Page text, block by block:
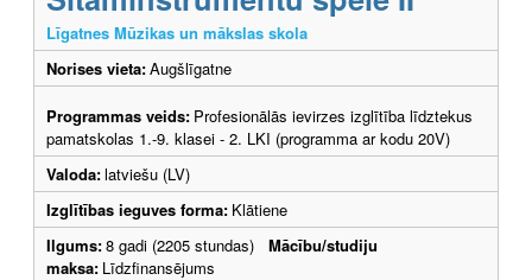
Līgatnes Mūzikas un mākslas skola
Norises vieta:Augšlīgatne
Programmas veids: Profesionālās ievirzes izglītība līdztekus
pamatskolas 1.-9. klasei - 2. LKI (programma ar kodu 20V)
Valoda:latviešu (LV)
Izglītības ieguves forma: Klātiene
Ilgums:8 gadi (2205 stundas) Mācību/studiju
maksa: Līdzfinansējums